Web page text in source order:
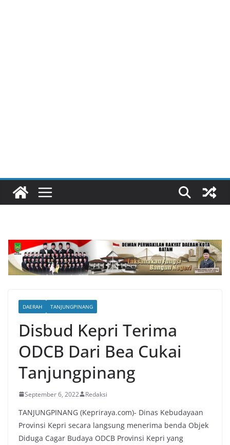
DAERAH TANJUNGPINANG
Disbud Kepri Terima
ODCB Dari Bea Cukai
Tanjungpinang
September 6, 2022 Redaksi
TANJUNGPINANG (Kepriraya.com)- Dinas Kebudayaan
Provinsi Kepri secara langsung menerima benda Objek
Diduga Cagar Budaya ODCB Provinsi Kepri yang